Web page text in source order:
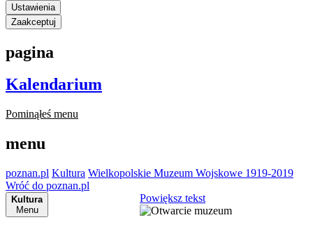
Ustawienia
Zaakceptuj
pagina
Kalendarium
Pominąłeś menu
menu
poznan.pl Kultura Wielkopolskie Muzeum Wojskowe 1919-2019
Wróć do poznan.pl
Kultura
Menu
Powiększ tekst